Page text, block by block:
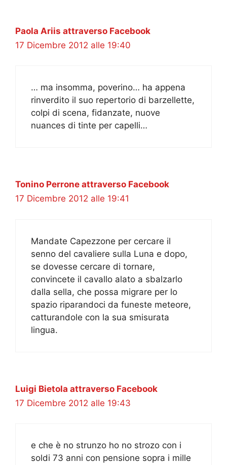
Paola Ariis attraverso Facebook
17 Dicembre 2012 alle 19:40
… ma insomma, poverino… ha appena
rinverdito il suo repertorio di barzellette,
colpi di scena, fidanzate, nuove
nuances di tinte per capelli…
Tonino Perrone attraverso Facebook
17 Dicembre 2012 alle 19:41
Mandate Capezzone per cercare il
senno del cavaliere sulla Luna e dopo,
se dovesse cercare di tornare,
convincete il cavallo alato a sbalzarlo
dalla sella, che possa migrare per lo
spazio riparandoci da funeste meteore,
catturandole con la sua smisurata
lingua.
Luigi Bietola attraverso Facebook
17 Dicembre 2012 alle 19:43
e che è no strunzo ho no strozo con i
soldi 73 anni con pensione sopra i mille